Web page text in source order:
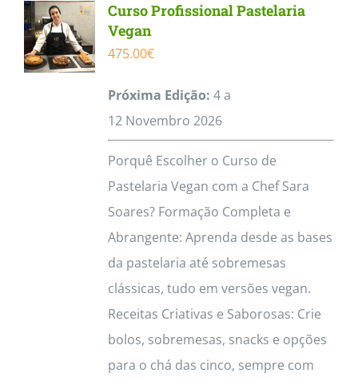
Curso Profissional Pastelaria
Vegan
475.00€
Próxima Edição: 4 a
12 Novembro 2026
Porquê Escolher o Curso de
Pastelaria Vegan com a Chef Sara
Soares? Formação Completa e
Abrangente: Aprenda desde as bases
da pastelaria até sobremesas
clássicas, tudo em versões vegan.
Receitas Criativas e Saborosas: Crie
bolos, sobremesas, snacks e opções
para o chá das cinco, sempre com